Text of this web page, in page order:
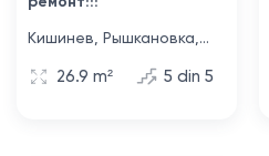
Кишинев, Рышкановка,
26.9 m² 5 din 5